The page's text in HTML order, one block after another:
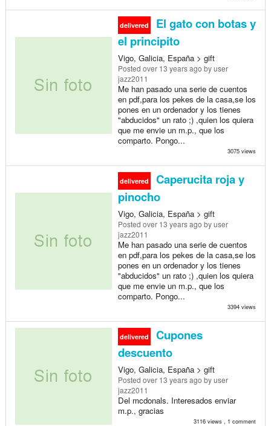
delivered
El gato con botas y
el principito
Vigo, Galicia, España > gift
Posted over 13 years ago by user
jazz2011
Me han pasado una serie de cuentos
en pdf,para los pekes de la casa,se los
pones en un ordenador y los tienes
"abducidos" un rato ;) ,quien los quiera
que me envie un m.p., que los
comparto. Pongo...
3075 views
delivered
Caperucita roja y
pinocho
Vigo, Galicia, España > gift
Posted over 13 years ago by user
jazz2011
Me han pasado una serie de cuentos
en pdf,para los pekes de la casa,se los
pones en un ordenador y los tienes
"abducidos" un rato ;) ,quien los quiera
que me envie un m.p., que los
comparto. Pongo...
3394 views
delivered
Cupones
descuento
Vigo, Galicia, España > gift
Posted over 13 years ago by user
jazz2011
Del mcdonals. Interesados enviar
m.p., gracias
3116 views , 1 comment